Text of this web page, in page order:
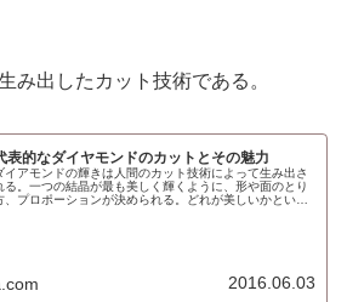
み出したカット技術である。
表的なダイヤモンドのカットとその魅力
イアモンドの輝きは人間のカット技術によって生み出さ
る。一つの結晶が最も美しく輝くように、形や面のとり
、プロポーションが決められる。どれが美しいかという
2016.06.03